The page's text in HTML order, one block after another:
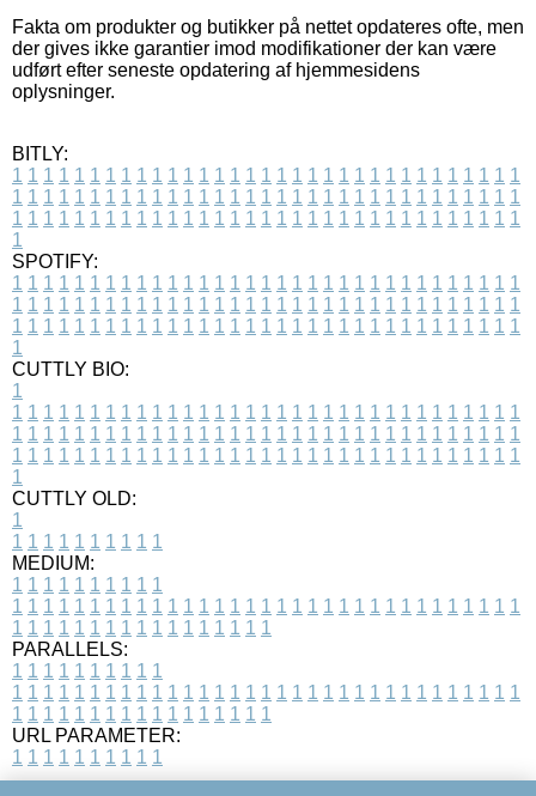
Fakta om produkter og butikker på nettet opdateres ofte, men
der gives ikke garantier imod modifikationer der kan være
udført efter seneste opdatering af hjemmesidens
oplysninger.
BITLY:
1 1 1 1 1 1 1 1 1 1 1 1 1 1 1 1 1 1 1 1 1 1 1 1 1 1 1 1 1 1 1 1 1
1 1 1 1 1 1 1 1 1 1 1 1 1 1 1 1 1 1 1 1 1 1 1 1 1 1 1 1 1 1 1 1 1
1 1 1 1 1 1 1 1 1 1 1 1 1 1 1 1 1 1 1 1 1 1 1 1 1 1 1 1 1 1 1 1 1
1
SPOTIFY:
1 1 1 1 1 1 1 1 1 1 1 1 1 1 1 1 1 1 1 1 1 1 1 1 1 1 1 1 1 1 1 1 1
1 1 1 1 1 1 1 1 1 1 1 1 1 1 1 1 1 1 1 1 1 1 1 1 1 1 1 1 1 1 1 1 1
1 1 1 1 1 1 1 1 1 1 1 1 1 1 1 1 1 1 1 1 1 1 1 1 1 1 1 1 1 1 1 1 1
1
CUTTLY BIO:
1
1 1 1 1 1 1 1 1 1 1 1 1 1 1 1 1 1 1 1 1 1 1 1 1 1 1 1 1 1 1 1 1 1
1 1 1 1 1 1 1 1 1 1 1 1 1 1 1 1 1 1 1 1 1 1 1 1 1 1 1 1 1 1 1 1 1
1 1 1 1 1 1 1 1 1 1 1 1 1 1 1 1 1 1 1 1 1 1 1 1 1 1 1 1 1 1 1 1 1
1
CUTTLY OLD:
1
1 1 1 1 1 1 1 1 1 1
MEDIUM:
1 1 1 1 1 1 1 1 1 1
1 1 1 1 1 1 1 1 1 1 1 1 1 1 1 1 1 1 1 1 1 1 1 1 1 1 1 1 1 1 1 1 1
1 1 1 1 1 1 1 1 1 1 1 1 1 1 1 1 1
PARALLELS:
1 1 1 1 1 1 1 1 1 1
1 1 1 1 1 1 1 1 1 1 1 1 1 1 1 1 1 1 1 1 1 1 1 1 1 1 1 1 1 1 1 1 1
1 1 1 1 1 1 1 1 1 1 1 1 1 1 1 1 1
URL PARAMETER:
1 1 1 1 1 1 1 1 1 1